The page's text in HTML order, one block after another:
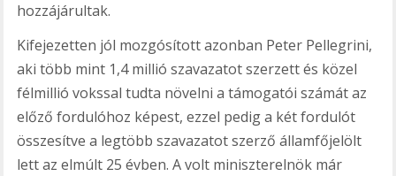
hozzájárultak.
Kifejezetten jól mozgósított azonban Peter Pellegrini,
aki több mint 1,4 millió szavazatot szerzett és közel
félmillió vokssal tudta növelni a támogatói számát az
előző fordulóhoz képest, ezzel pedig a két fordulót
összesítve a legtöbb szavazatot szerző államfőjelölt
lett az elmúlt 25 évben. A volt miniszterelnök már